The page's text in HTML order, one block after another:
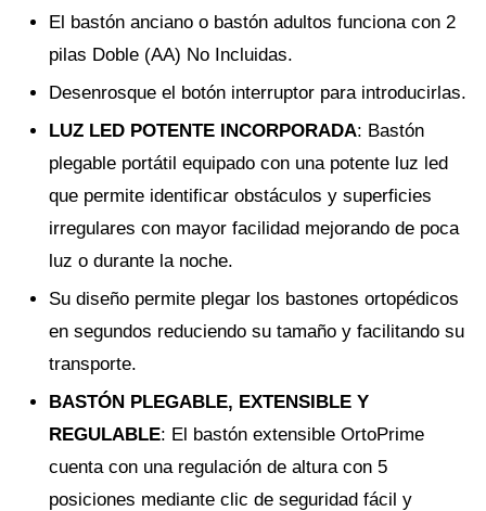
El bastón anciano o bastón adultos funciona con 2
pilas Doble (AA) No Incluidas.
Desenrosque el botón interruptor para introducirlas.
LUZ LED POTENTE INCORPORADA: Bastón
plegable portátil equipado con una potente luz led
que permite identificar obstáculos y superficies
irregulares con mayor facilidad mejorando de poca
luz o durante la noche.
Su diseño permite plegar los bastones ortopédicos
en segundos reduciendo su tamaño y facilitando su
transporte.
BASTÓN PLEGABLE, EXTENSIBLE Y
REGULABLE: El bastón extensible OrtoPrime
cuenta con una regulación de altura con 5
posiciones mediante clic de seguridad fácil y